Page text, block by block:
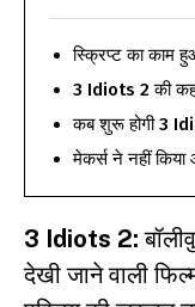
स्क्रिप्ट का काम
3 Idiots 2 की
कब शुरू होगी 3
मेकर्स ने नहीं
3 Idiots 2:
देखी जाने वाली